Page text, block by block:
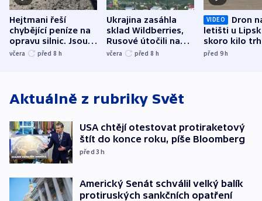
Hejtmani řeší
chybějící peníze na
opravu silnic. Jsou
nenárokové, namítá
včera před 8 h
Ukrajina zasáhla
sklad Wildberries,
Rusové útočili na
trh, hasiče či
včera před 8 h
VIDEO
Dron
letišti u
skoro kilo
indicie
před 9h
Aktuálně z rubriky Svět
USA chtějí otestovat protiraketový
štít do konce roku, píše Bloomberg
před 3h
Americký Senát schválil velký balík
protiruských sankčních opatření